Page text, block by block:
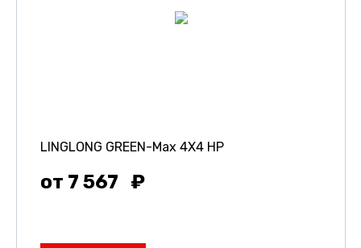
LINGLONG GREEN-Max 4X4 HP
от 7 567